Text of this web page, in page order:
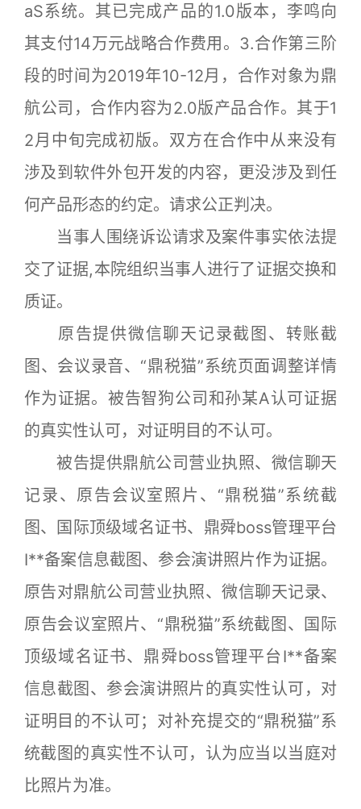
aS系统。其已完成产品的1.0版本，李鸣向
其支付14万元战略合作费用。3.合作第三阶
段的时间为2019年10-12月，合作对象为鼎
航公司，合作内容为2.0版产品合作。其于1
2月中旬完成初版。双方在合作中从来没有
涉及到软件外包开发的内容，更没涉及到任
何产品形态的约定。请求公正判决。
当事人围绕诉讼请求及案件事实依法提
交了证据,本院组织当事人进行了证据交换和
质证。
原告提供微信聊天记录截图、转账截
图、会议录音、“鼎税猫”系统页面调整详情
作为证据。被告智狗公司和孙某A认可证据
的真实性认可，对证明目的不认可。
被告提供鼎航公司营业执照、微信聊天
记录、原告会议室照片、“鼎税猫”系统截
图、国际顶级域名证书、鼎舜boss管理平台
I**备案信息截图、参会演讲照片作为证据。
原告对鼎航公司营业执照、微信聊天记录、
原告会议室照片、“鼎税猫”系统截图、国际
顶级域名证书、鼎舜boss管理平台I**备案
信息截图、参会演讲照片的真实性认可，对
证明目的不认可；对补充提交的“鼎税猫”系
统截图的真实性不认可，认为应当以当庭对
比照片为准。